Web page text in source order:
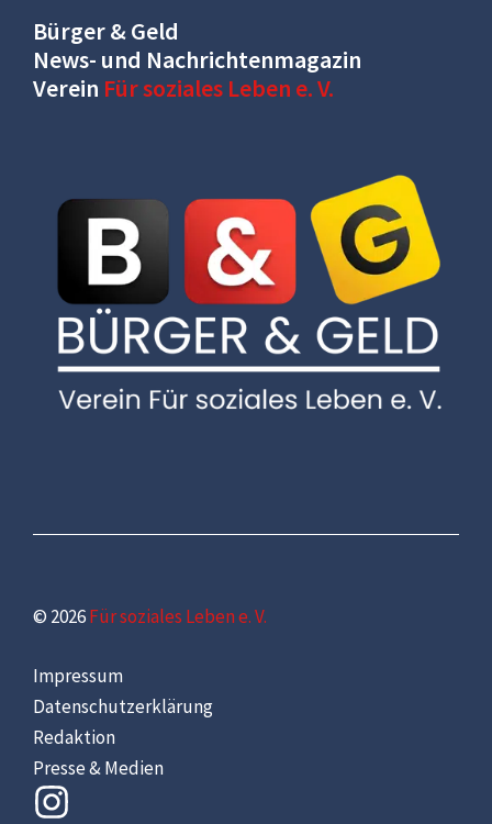
Bürger & Geld
News- und Nachrichtenmagazin
Verein Für soziales Leben e. V.
© 2026Für soziales Leben e. V.
Impressum
Datenschutzerklärung
Redaktion
Presse & Medien